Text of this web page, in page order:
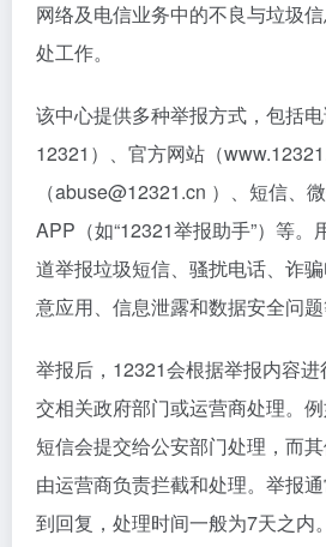
网络及电信业务中的不良与垃圾
处工作。
该中心提供多种举报方式，包括
12321）、官方网站（
（abuse@12321.cn ）、短信、
APP（如“12321举报助手”）等。
道举报垃圾短信、骚扰电话、诈
意应用、信息泄露和数据安全问题
举报后，12321会根据举报内容
交相关政府部门或运营商处理。
短信会提交给公安部门处理，而
由运营商负责拦截和处理。举报
到回复，处理时间一般为7天之内。